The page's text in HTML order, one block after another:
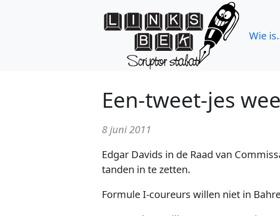
Wie
Een-tweet-jes
8 juni 2011
Edgar Davids in de Raad van
tanden in te zetten.
Formule I-coureurs willen niet in